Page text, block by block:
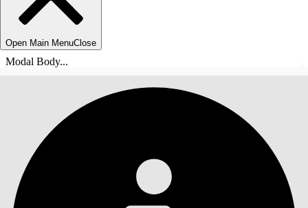
Open Main MenuClose
Modal Body...
INHALT